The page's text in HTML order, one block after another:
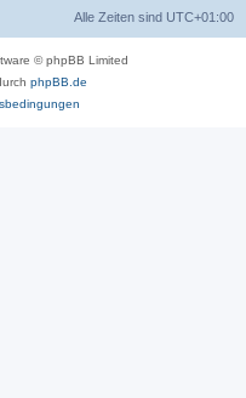
Alle Zeiten sind UTC+01:00
© phpBB Limited
phpBB.de